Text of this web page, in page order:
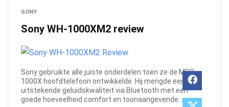
SONY
Sony WH-1000XM2 review
Sony gebruikte alle juiste onderdelen toen ze de MDR-
1000X hoofdtelefoon ontwikkelde. Hij mengde een
uitstekende geluidskwaliteit via Bluetooth met een
goede hoeveelheid comfort en toonaangevende ...